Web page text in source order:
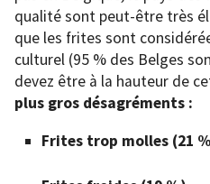
qualité sont peut-être très
que les frites sont
culturel (95 % des Belges
devez être à la hauteur de
plus gros désagréments :
Frites trop molles (21